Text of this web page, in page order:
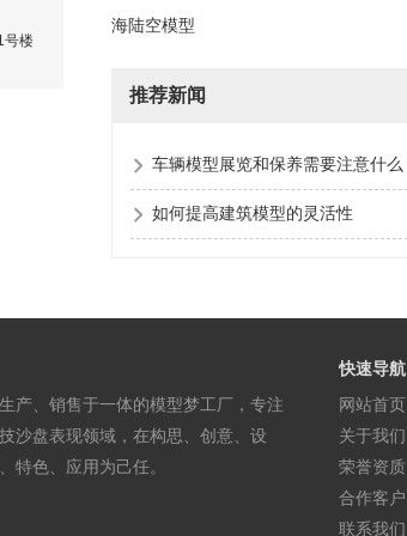
号楼
海陆空模型
推荐新闻
车辆模型展览和保养需要注意什么
如何提高建筑模型的灵活性
产、销售于一体的模型梦工厂，专注
沙盘表现领域，在构思、创意、设
特色、应用为己任。
快速导航
网站首页
关于我们
荣誉资质
合作客户
联系我们